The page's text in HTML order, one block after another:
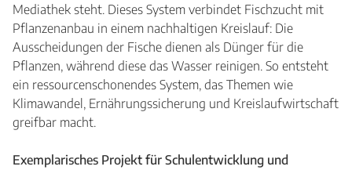
Mediathek steht. Dieses System verbindet Fischzucht mit
Pflanzenanbau in einem nachhaltigen Kreislauf: Die
Ausscheidungen der Fische dienen als Dünger für die
Pflanzen, während diese das Wasser reinigen. So entsteht
ein ressourcenschonendes System, das Themen wie
Klimawandel, Ernährungssicherung und Kreislaufwirtschaft
greifbar macht.
Exemplarisches Projekt für Schulentwicklung und